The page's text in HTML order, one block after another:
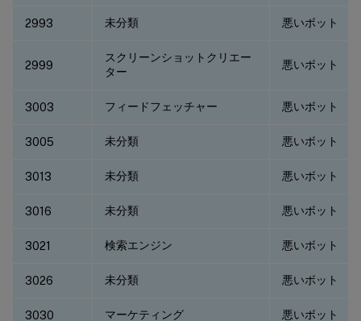
2993 未分類 悪いボット
2999
スクリーンショットクリエー
ター
悪いボット
3003 フィードフェッチャー 悪いボット
3005 未分類 悪いボット
3013 未分類 悪いボット
3016 未分類 悪いボット
3021 検索エンジン 悪いボット
3026 未分類 悪いボット
3030 マーケティング 悪いボット